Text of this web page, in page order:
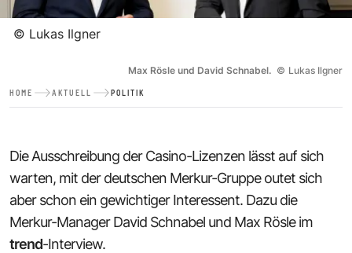
© Lukas Ilgner
Max Rösle und David Schnabel. © Lukas Ilgner
HOME AKTUELL POLITIK
Die Ausschreibung der Casino-Lizenzen lässt auf sich
warten, mit der deutschen Merkur-Gruppe outet sich
aber schon ein gewichtiger Interessent. Dazu die
Merkur-Manager David Schnabel und Max Rösle im
trend-Interview.